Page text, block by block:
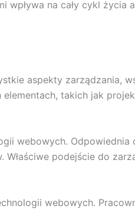
wpływa na cały cykl
aspekty zarządzania,
takich jak
webowych.
podejście do
webowych.